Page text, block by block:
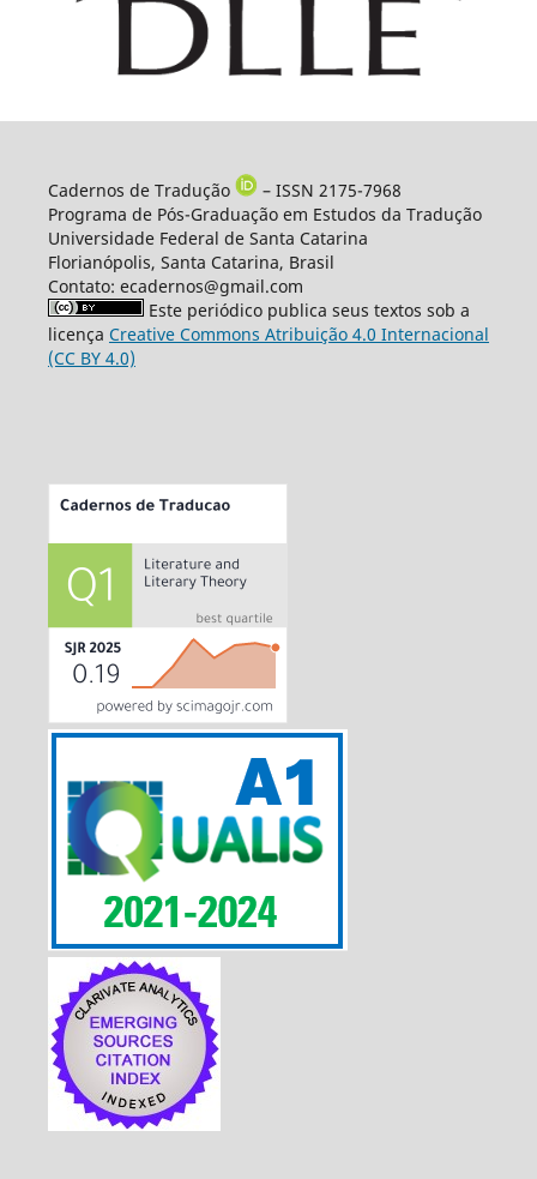
Cadernos de Tradução
– ISSN 2175-7968
Programa de Pós-Graduação em Estudos da Tradução
Universidade Federal de Santa Catarina
Florianópolis, Santa Catarina, Brasil
Contato: ecadernos@gmail.com
Este periódico publica seus textos sob a
licença Creative Commons Atribuição 4.0 Internacional
(CC BY 4.0)